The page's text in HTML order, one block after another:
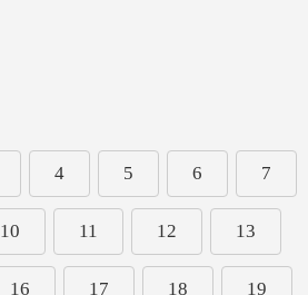
4 5 6 7
10 11 12 13
16 17 18 19